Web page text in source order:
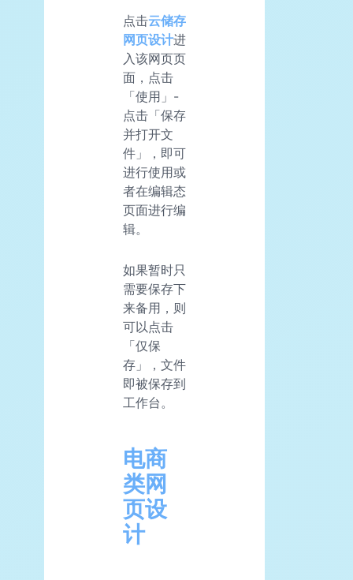
点击云储存
网页设计进
入该网页页
面，点击
「使用」-
点击「保存
并打开文
件」，即可
进行使用或
者在编辑态
页面进行编
辑。
如果暂时只
需要保存下
来备用，则
可以点击
「仅保
存」，文件
即被保存到
工作台。
电商
类网
页设
计